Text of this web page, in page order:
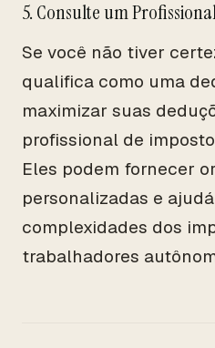
5. Consulte um
Se você não tiver
qualifica como uma
maximizar suas
profissional de
Eles podem fornecer
personalizadas e
complexidades dos
trabalhadores